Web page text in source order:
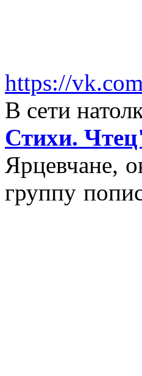
https://
В сети
Стихи.
Ярцевчане,
группу